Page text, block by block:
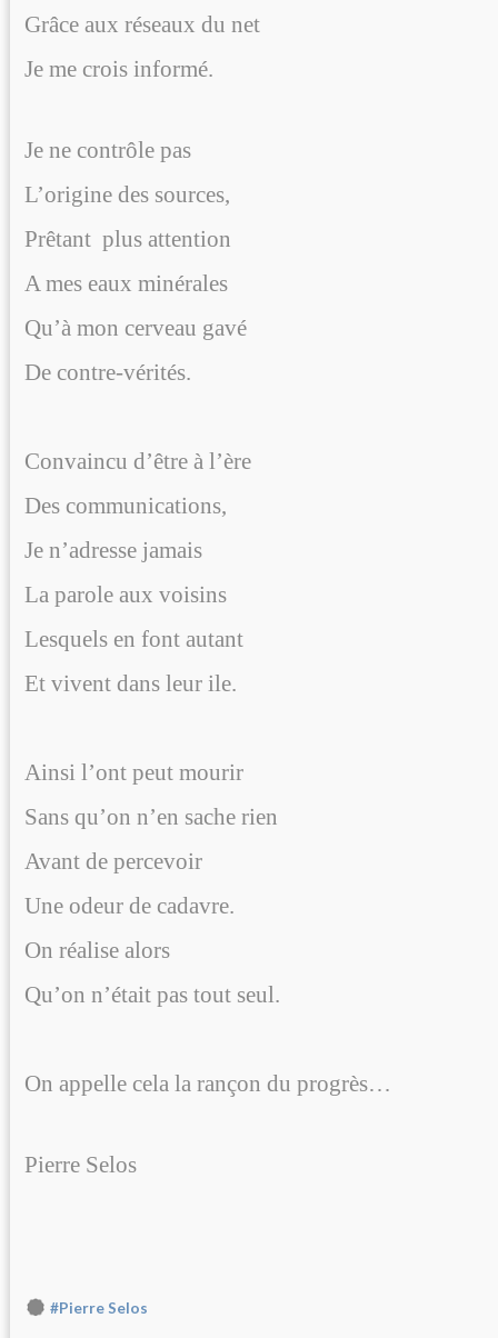
Grâce aux réseaux du net
Je me crois informé.
Je ne contrôle pas
L’origine des sources,
Prêtant plus attention
A mes eaux minérales
Qu’à mon cerveau gavé
De contre-vérités.
Convaincu d’être à l’ère
Des communications,
Je n’adresse jamais
La parole aux voisins
Lesquels en font autant
Et vivent dans leur ile.
Ainsi l’ont peut mourir
Sans qu’on n’en sache rien
Avant de percevoir
Une odeur de cadavre.
On réalise alors
Qu’on n’était pas tout seul.
On appelle cela la rançon du progrès…
Pierre Selos
#Pierre Selos